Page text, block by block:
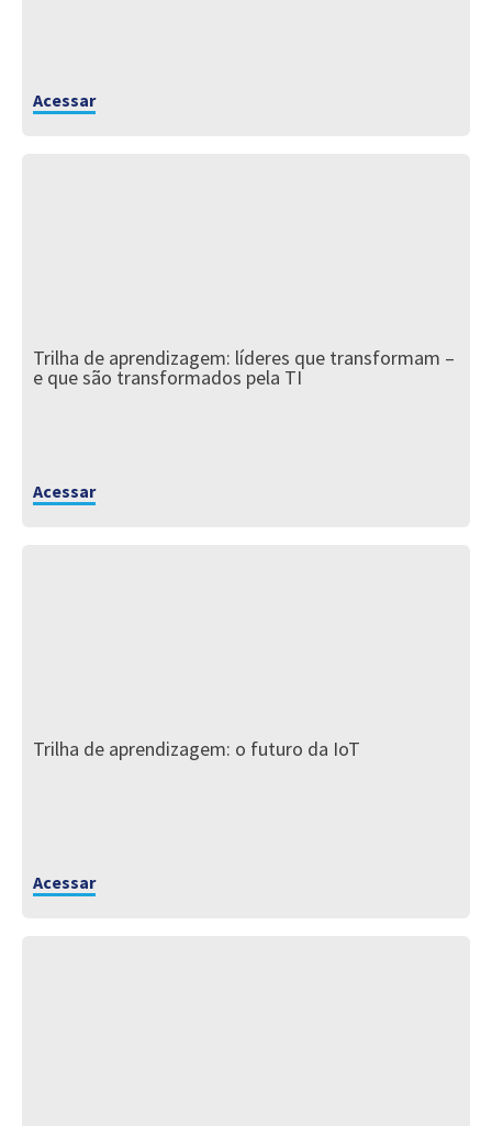
Acessar
Trilha de aprendizagem: líderes que transformam –
e que são transformados pela TI
Acessar
Trilha de aprendizagem: o futuro da IoT
Acessar